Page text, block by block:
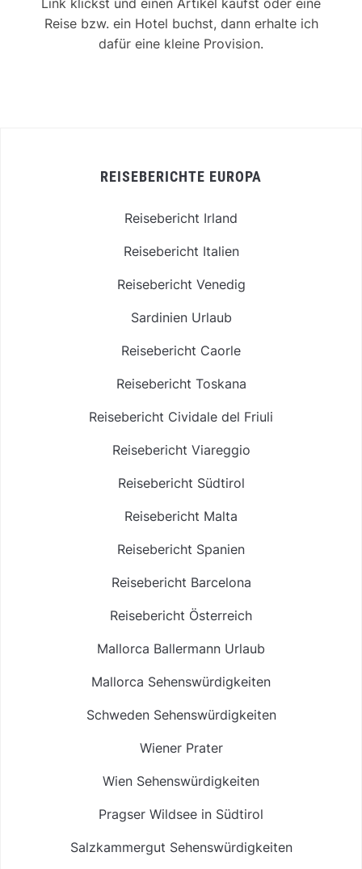
Reise bzw. ein Hotel buchst, dann erhalte ich
dafür eine kleine Provision.
REISEBERICHTE EUROPA
Reisebericht Irland
Reisebericht Italien
Reisebericht Venedig
Sardinien Urlaub
Reisebericht Caorle
Reisebericht Toskana
Reisebericht Cividale del Friuli
Reisebericht Viareggio
Reisebericht Südtirol
Reisebericht Malta
Reisebericht Spanien
Reisebericht Barcelona
Reisebericht Österreich
Mallorca Ballermann Urlaub
Mallorca Sehenswürdigkeiten
Schweden Sehenswürdigkeiten
Wiener Prater
Wien Sehenswürdigkeiten
Pragser Wildsee in Südtirol
Salzkammergut Sehenswürdigkeiten